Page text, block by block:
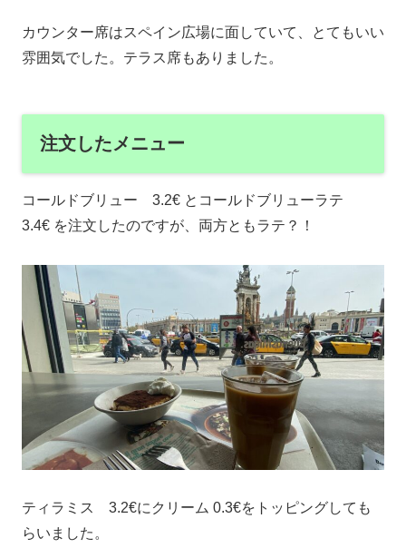
カウンター席はスペイン広場に面していて、とてもいい
雰囲気でした。テラス席もありました。
注文したメニュー
コールドブリュー 3.2€ とコールドブリューラテ
3.4€ を注文したのですが、両方ともラテ？！
ティラミス 3.2€にクリーム 0.3€をトッピングしても
らいました。